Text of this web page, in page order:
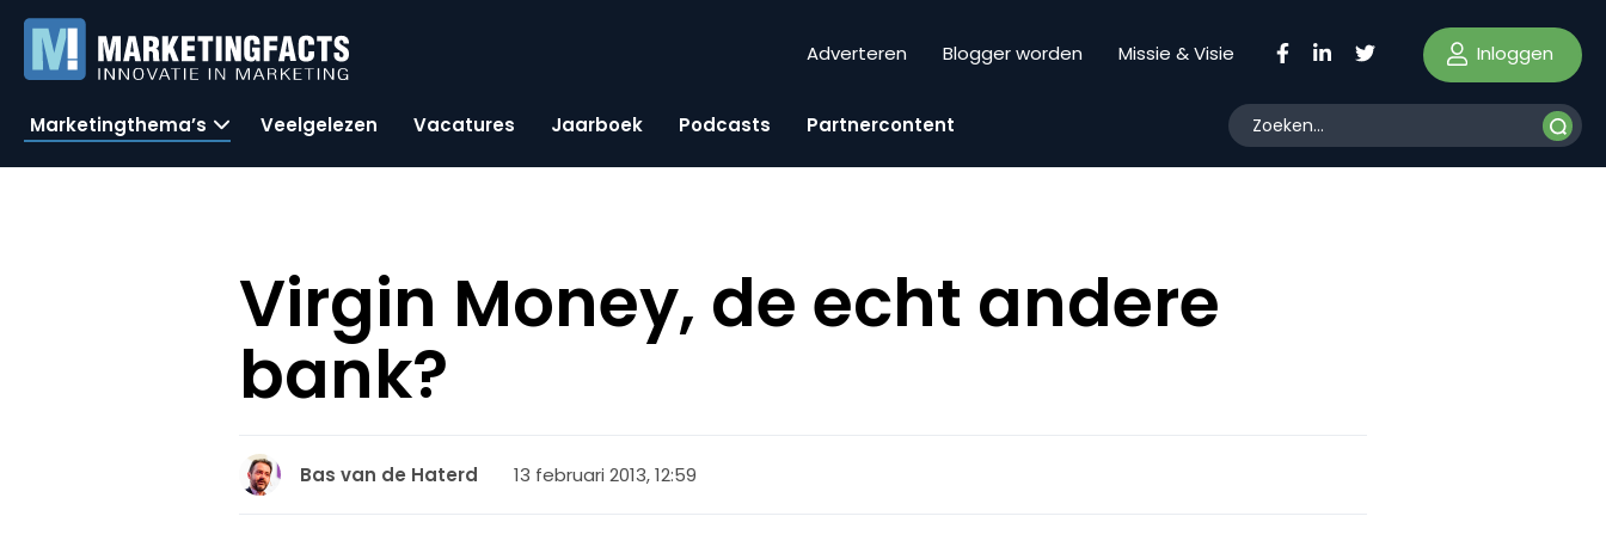
Adverteren Blogger worden Missie & Visie Inloggen
Marketingthema’s Veelgelezen Vacatures Jaarboek Podcasts Partnercontent
Virgin Money, de echt andere
bank?
Bas van de Haterd 13 februari 2013, 12:59